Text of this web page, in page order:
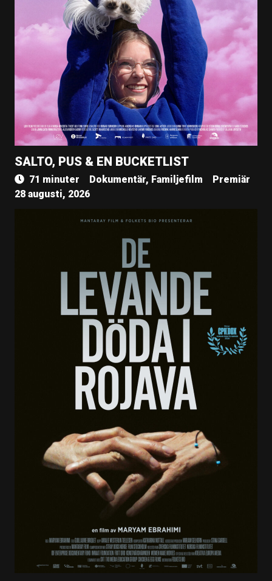
SALTO, PUS & EN BUCKETLIST
71 minuter Dokumentär, Familjefilm
Premiär
28 augusti, 2026